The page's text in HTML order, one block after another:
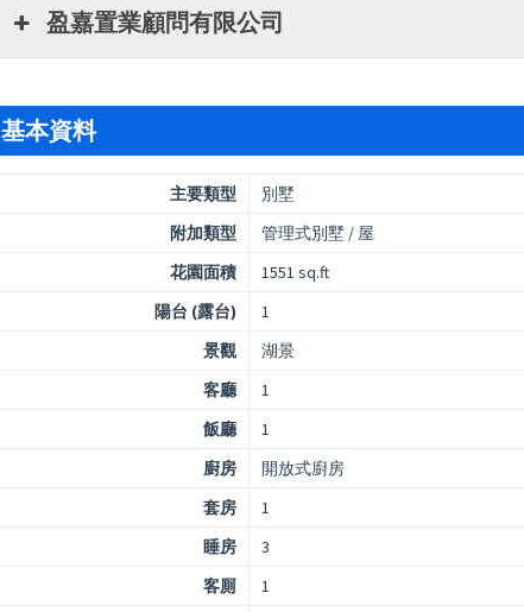
盈嘉置業顧問有限公司
基本資料
主要類型
別墅
附加類型
管理式別墅 / 屋
花園面積
1551 sq.ft
陽台 (露台)
1
景觀
湖景
客廳
1
飯廳
1
廚房
開放式廚房
套房
1
睡房
3
客厠
1